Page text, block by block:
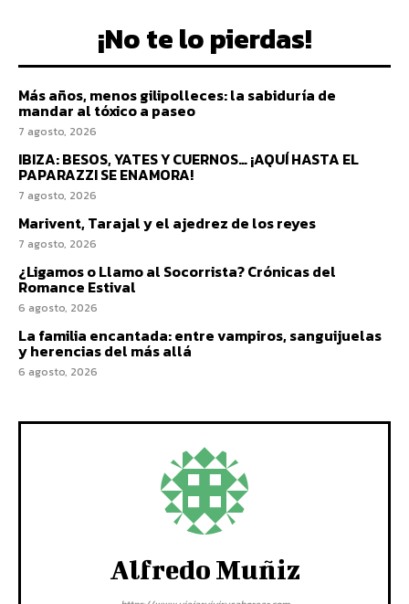
¡No te lo pierdas!
Más años, menos gilipolleces: la sabiduría de
mandar al tóxico a paseo
7 agosto, 2026
IBIZA: BESOS, YATES Y CUERNOS… ¡AQUÍ HASTA EL
PAPARAZZI SE ENAMORA!
7 agosto, 2026
Marivent, Tarajal y el ajedrez de los reyes
7 agosto, 2026
¿Ligamos o Llamo al Socorrista? Crónicas del
Romance Estival
6 agosto, 2026
La familia encantada: entre vampiros, sanguijuelas
y herencias del más allá
6 agosto, 2026
Alfredo Muñiz